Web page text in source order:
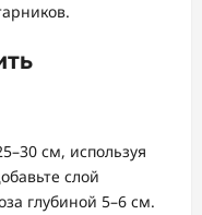
см, используя
слой
глубиной 5–6 см.